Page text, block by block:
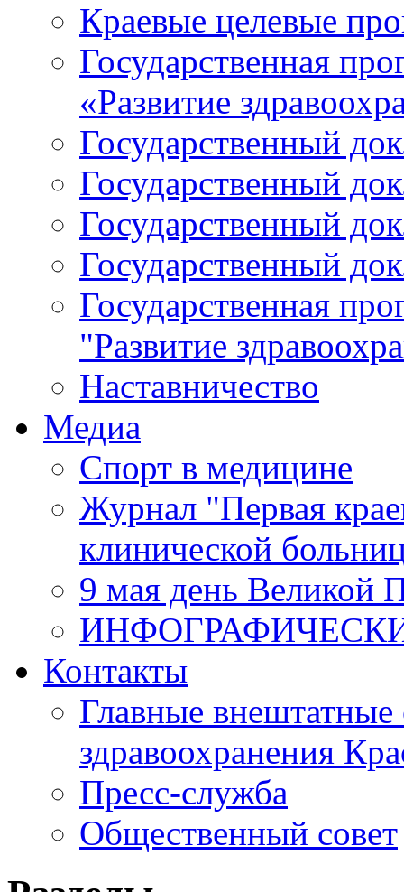
Краевые целевые
Государственная
«Развитие
Государственный
Государственный
Государственный
Государственный
Государственная
"Развитие
Наставничество
Медиа
Спорт в медицине
Журнал "Первая
клинической
9 мая день Великой
Контакты
Главные внештатные
здравоохранения
Пресс-служба
Общественный совет